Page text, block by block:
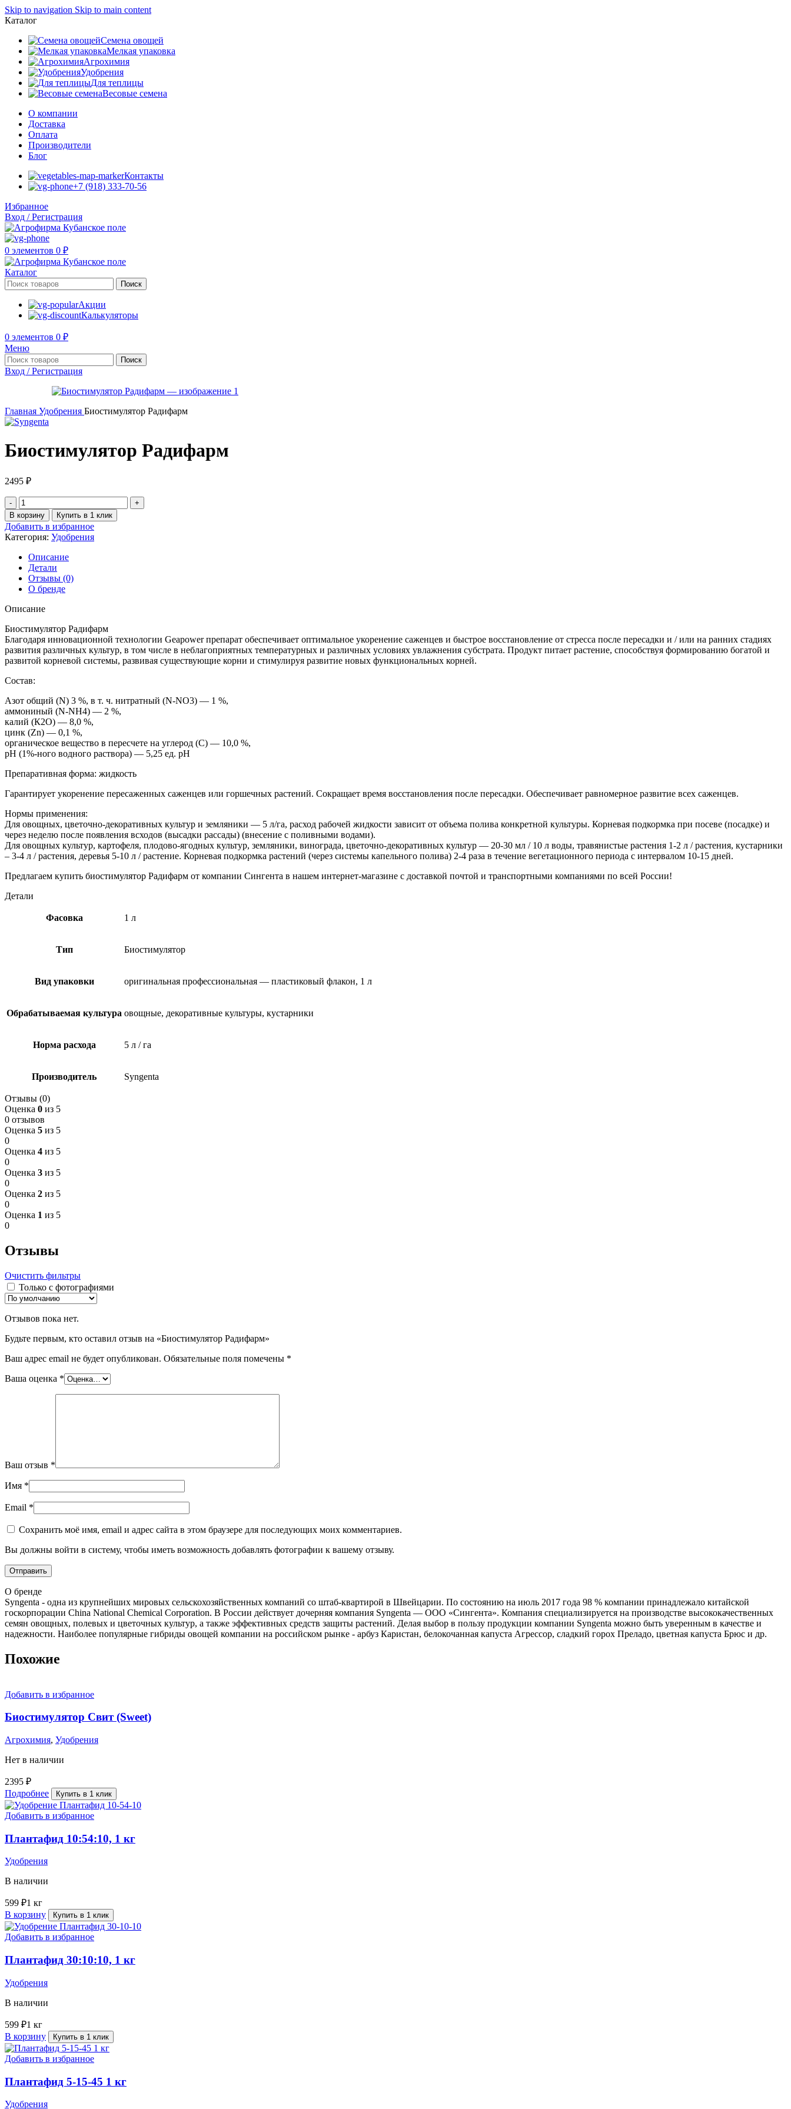
Skip to navigation Skip to main content
Каталог
Семена овощей
Мелкая упаковка
Агрохимия
Удобрения
Для теплицы
Весовые семена
О компании
Доставка
Оплата
Производители
Блог
Контакты
+7 (918) 333-70-56
Избранное
Вход / Регистрация
0 элементов 0 ₽
Каталог
Поиск
Акции
Калькуляторы
0 элементов 0 ₽
Меню
Поиск
Вход / Регистрация
Главная Удобрения Биостимулятор Радифарм
Биостимулятор Радифарм
2495 ₽
В корзину Купить в 1 клик
Добавить в избранное
Категория: Удобрения
Описание
Детали
Отзывы (0)
О бренде
Описание
Биостимулятор Радифарм
Благодаря инновационной технологии Geapower препарат обеспечивает оптимальное укоренение саженцев и быстрое восстановление от стресса после пересадки и / или на ранних стадиях
развития различных культур, в том числе в неблагоприятных температурных и различных условиях увлажнения субстрата. Продукт питает растение, способствуя формированию богатой и
развитой корневой системы, развивая существующие корни и стимулируя развитие новых функциональных корней.
Состав:
Азот общий (N) 3 %, в т. ч. нитратный (N-NО3) — 1 %,
аммониный (N-NH4) — 2 %,
калий (К2О) — 8,0 %,
цинк (Zn) — 0,1 %,
органическое вещество в пересчете на углерод (С) — 10,0 %,
рН (1%-ного водного раствора) — 5,25 ед. рН
Препаративная форма: жидкость
Гарантирует укоренение пересаженных саженцев или горшечных растений. Сокращает время восстановления после пересадки. Обеспечивает равномерное развитие всех саженцев.
Нормы применения:
Для овощных, цветочно-декоративных культур и земляники — 5 л/га, расход рабочей жидкости зависит от объема полива конкретной культуры. Корневая подкормка при посеве (посадке) и
через неделю после появления всходов (высадки рассады) (внесение с поливными водами).
Для овощных культур, картофеля, плодово-ягодных культур, земляники, винограда, цветочно-декоративных культур — 20-30 мл / 10 л воды, травянистые растения 1-2 л / растения, кустарники
– 3-4 л / растения, деревья 5-10 л / растение. Корневая подкормка растений (через системы капельного полива) 2-4 раза в течение вегетационного периода с интервалом 10-15 дней.
Предлагаем купить биостимулятор Радифарм от компании Сингента в нашем интернет-магазине с доставкой почтой и транспортными компаниями по всей России!
Детали
Фасовка 1 л
Тип Биостимулятор
Вид упаковки оригинальная профессиональная — пластиковый флакон, 1 л
Обрабатываемая культура овощные, декоративные культуры, кустарники
Норма расхода 5 л / га
Производитель Syngenta
Отзывы (0)
Оценка 0 из 5
0 отзывов
Оценка 5 из 5
0
Оценка 4 из 5
0
Оценка 3 из 5
0
Оценка 2 из 5
0
Оценка 1 из 5
0
Отзывы
Очистить фильтры
Только с фотографиями
Отзывов пока нет.
Будьте первым, кто оставил отзыв на «Биостимулятор Радифарм»
Ваш адрес email не будет опубликован. Обязательные поля помечены *
Ваша оценка *
Ваш отзыв *
Имя *
Email *
Сохранить моё имя, email и адрес сайта в этом браузере для последующих моих комментариев.
Вы должны войти в систему, чтобы иметь возможность добавлять фотографии к вашему отзыву.
О бренде
Syngenta - одна из крупнейших мировых сельскохозяйственных компаний со штаб-квартирой в Швейцарии. По состоянию на июль 2017 года 98 % компании принадлежало китайской
госкорпорации China National Chemical Corporation. В России действует дочерняя компания Syngenta — ООО «Сингента». Компания специализируется на производстве высококачественных
семян овощных, полевых и цветочных культур, а также эффективных средств защиты растений. Делая выбор в пользу продукции компании Syngenta можно быть уверенным в качестве и
надежности. Наиболее популярные гибриды овощей компании на российском рынке - арбуз Каристан, белокочанная капуста Агрессор, сладкий горох Преладо, цветная капуста Брюс и др.
Похожие
Добавить в избранное
Биостимулятор Свит (Sweet)
Агрохимия, Удобрения
Нет в наличии
2395 ₽
Подробнее
Купить в 1 клик
Добавить в избранное
Плантафид 10:54:10, 1 кг
Удобрения
В наличии
599 ₽1 кг
В корзину
Купить в 1 клик
Добавить в избранное
Плантафид 30:10:10, 1 кг
Удобрения
В наличии
599 ₽1 кг
В корзину
Купить в 1 клик
Добавить в избранное
Плантафид 5-15-45 1 кг
Удобрения